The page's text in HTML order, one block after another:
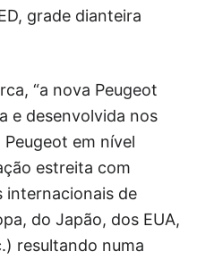
grade dianteira
“a nova Peugeot
e desenvolvida nos
em nível
estreita com
internacionais de
do Japão, dos EUA,
resultando numa